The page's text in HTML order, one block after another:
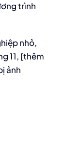
trình
nhỏ,
11, [thêm
ảnh